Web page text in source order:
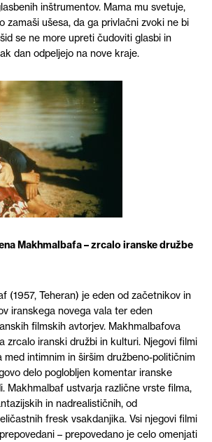
inštrumentov. Mama mu svetuje,
zamaši ušesa, da ga privlačni zvoki ne bi
se ne more upreti čudoviti glasbi in
dan odpeljejo na nove kraje.
Makhmalbafa – zrcalo iranske družbe
(1957, Teheran) je eden od začetnikov in
iranskega novega vala ter eden
filmskih avtorjev. Makhmalbafova
zrcalo iranski družbi in kulturi. Njegovi filmi
med intimnim in širšim družbeno-političnim
delo poglobljen komentar iranske
Makhmalbaf ustvarja različne vrste filma,
in nadrealističnih, od
fresk vsakdanjika. Vsi njegovi filmi
– prepovedano je celo omenjati